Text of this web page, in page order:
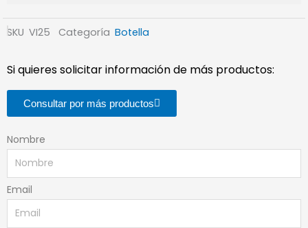
SKU VI25 Categoría Botella
Si quieres solicitar información de más productos:
Consultar por más productos
Nombre
Email